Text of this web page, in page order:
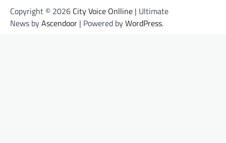
Copyright © 2026 City Voice Onlline | Ultimate
News byAscendoor | Powered byWordPress.